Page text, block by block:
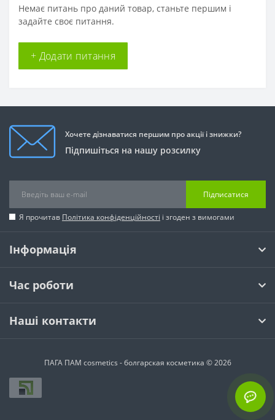
Немає питань про даний товар, станьте першим і
задайте своє питання.
+ Додати питання
Хочете дізнаватися першим про акції і знижки?
Підпишіться на нашу розсилку
Підписатися
Я прочитав Політика конфіденційності і згоден з вимогами
Інформація
Час роботи
Наші контакти
ПАГА ПАМ cosmetics - болгарская косметика © 2026